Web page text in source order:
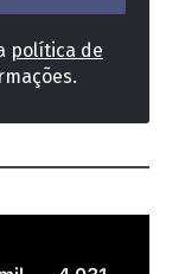
política de